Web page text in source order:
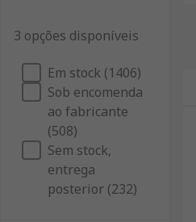
3 opções disponíveis
Em stock (1406)
Sob encomenda
ao fabricante
(508)
Sem stock,
entrega
posterior (232)